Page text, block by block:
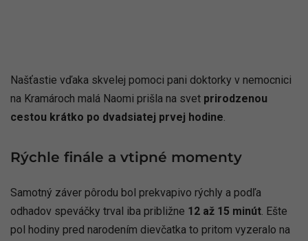
Našťastie vďaka skvelej pomoci pani doktorky v nemocnici
na Kramároch malá Naomi prišla na svet prirodzenou
cestou krátko po dvadsiatej prvej hodine.
Rýchle finále a vtipné momenty
Samotný záver pôrodu bol prekvapivo rýchly a podľa
odhadov speváčky trval iba približne 12 až 15 minút . Ešte
pol hodiny pred narodením dievčatka to pritom vyzeralo na